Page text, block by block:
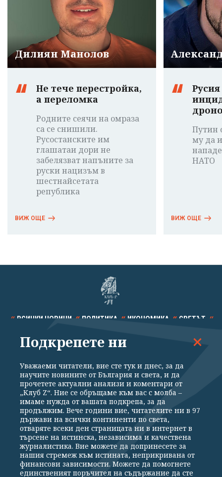
Дилиян Манолов
Не тече перестройка,
а переломка
Родните сеячи на омраза
са се снишили.
Русостанските им
глашатаи дори не
забелязват напъните за
руски нацизъм в
шестнайсетата
република
ВИЖ ОЩЕ
Путин
му да
НАТО
ВИЖ ОЩЕ
ВСИЧКИ НОВИНИ ПОЛИТИКА ИКОНОМИКА СВЕТЪТ
СПОРТ КУЛТУРА ТЕХНОЛОГИИ КАЛЕЙДОСКОП
Общи условия
Политика за поверителност
Реклама
Партньори Контакти
За Клуб Z
Екип
Подкрепете ни
Издател на www.clubz.bg е „Клуб Зебра Медия“ ЕООД, София, ул. "Алеко
Подкрепете ни
Уважаеми читатели, вие сте тук и днес, за да
научите новините от България и света, и да
прочетете актуални анализи и коментари от
„Клуб Z“. Ние се обръщаме към вас с молба –
имаме нужда от вашата подкрепа, за да
продължим. Вече години вие, читателите ни в 97
държави на всички континенти по света,
отваряте всеки ден страницата ни в интернет в
търсене на истинска, независима и качествена
журналистика. Вие можете да допринесете за
нашия стремеж към истината, неприкривана от
финансови зависимости. Можете да помогнете
единственият поръчител на съдържание да сте